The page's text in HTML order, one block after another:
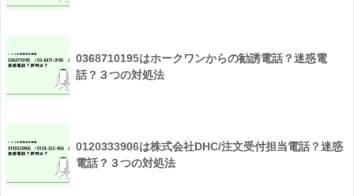
0368710195はホークワンからの勧誘電話？迷惑電
話？３つの対処法
0120333906は株式会社DHC/注文受付担当電話？迷惑
電話？３つの対処法